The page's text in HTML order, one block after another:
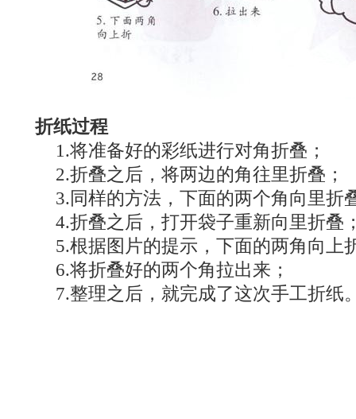
折纸过程
1.将准备好的彩纸进行对角折叠；
2.折叠之后，将两边的角往里折叠；
3.同样的方法，下面的两个角向里折
4.折叠之后，打开袋子重新向里折叠
5.根据图片的提示，下面的两角向上
6.将折叠好的两个角拉出来；
7.整理之后，就完成了这次手工折纸